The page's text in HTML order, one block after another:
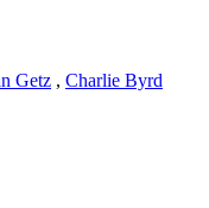
Getz , Charlie Byrd